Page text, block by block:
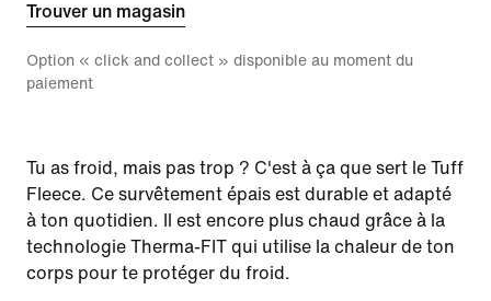
Trouver un magasin
Option « click and collect » disponible au moment du
paiement
Tu as froid, mais pas trop ? C'est à ça que sert le Tuff
Fleece. Ce survêtement épais est durable et adapté
à ton quotidien. Il est encore plus chaud grâce à la
technologie Therma-FIT qui utilise la chaleur de ton
corps pour te protéger du froid.